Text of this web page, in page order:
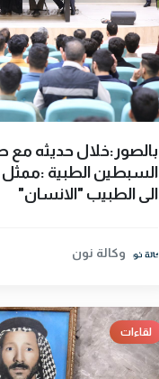
بالصور:خلال حديثه مع
السبطين الطبية
الى الطبيب "الانسان"
وكالة نون
لقاءات